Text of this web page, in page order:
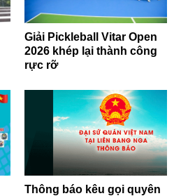
Giải Pickleball Vitar Open
2026 khép lại thành công
rực rỡ
Thông báo kêu gọi quyên